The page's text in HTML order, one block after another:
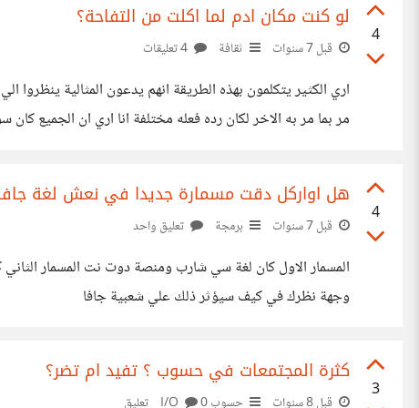
4
لو كنت مكان ادم لما اكلت من التفاحة؟
قبل 7 سنوات ثقافة
اري الكثير يتكلمون بهذه الطريقة انهم يدعون المثالية
مر بما مر به الاخر لكان رده فعله مختلفة انا اري ان الجميع
4
هل اواركل دقت مسمارة جديدا في نعش لغة
قبل 7 سنوات برمجة تعليق واحد
المسمار الاول كان لغة سي شارب ومنصة دوت نت المسمار
وجهة نظرك في كيف سيؤثر ذلك علي شعبية جافا
3
كثرة المجتمعات في حسوب ؟ تفيد ام تضر؟
قبل 8 سنوات حسوب I/O0 تعليق